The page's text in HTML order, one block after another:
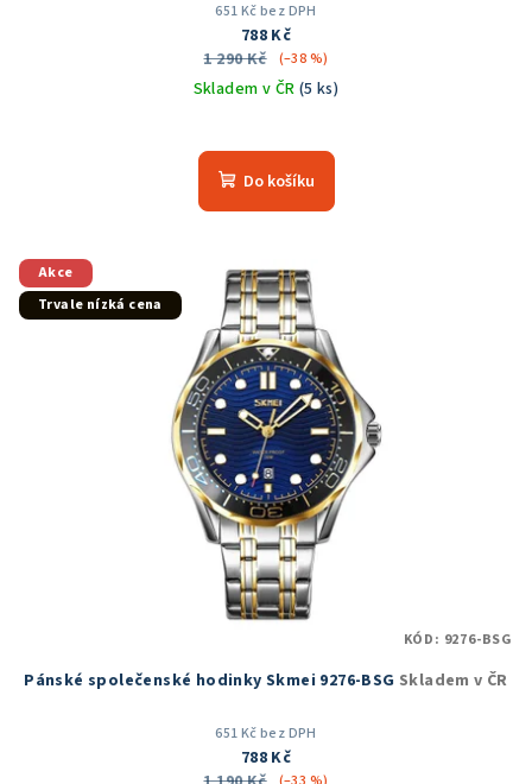
651 Kč bez DPH
788 Kč
1 290 Kč
(–38 %)
Skladem v ČR (5 ks)
hodnocení
produktu
5
hvězdiček.
Do košíku
Akce
Trvale nízká cena
Pánské společenské hodinky Skmei 9276-BSG Skladem v ČR
651 Kč bez DPH
788 Kč
KÓD: 9276-BSG